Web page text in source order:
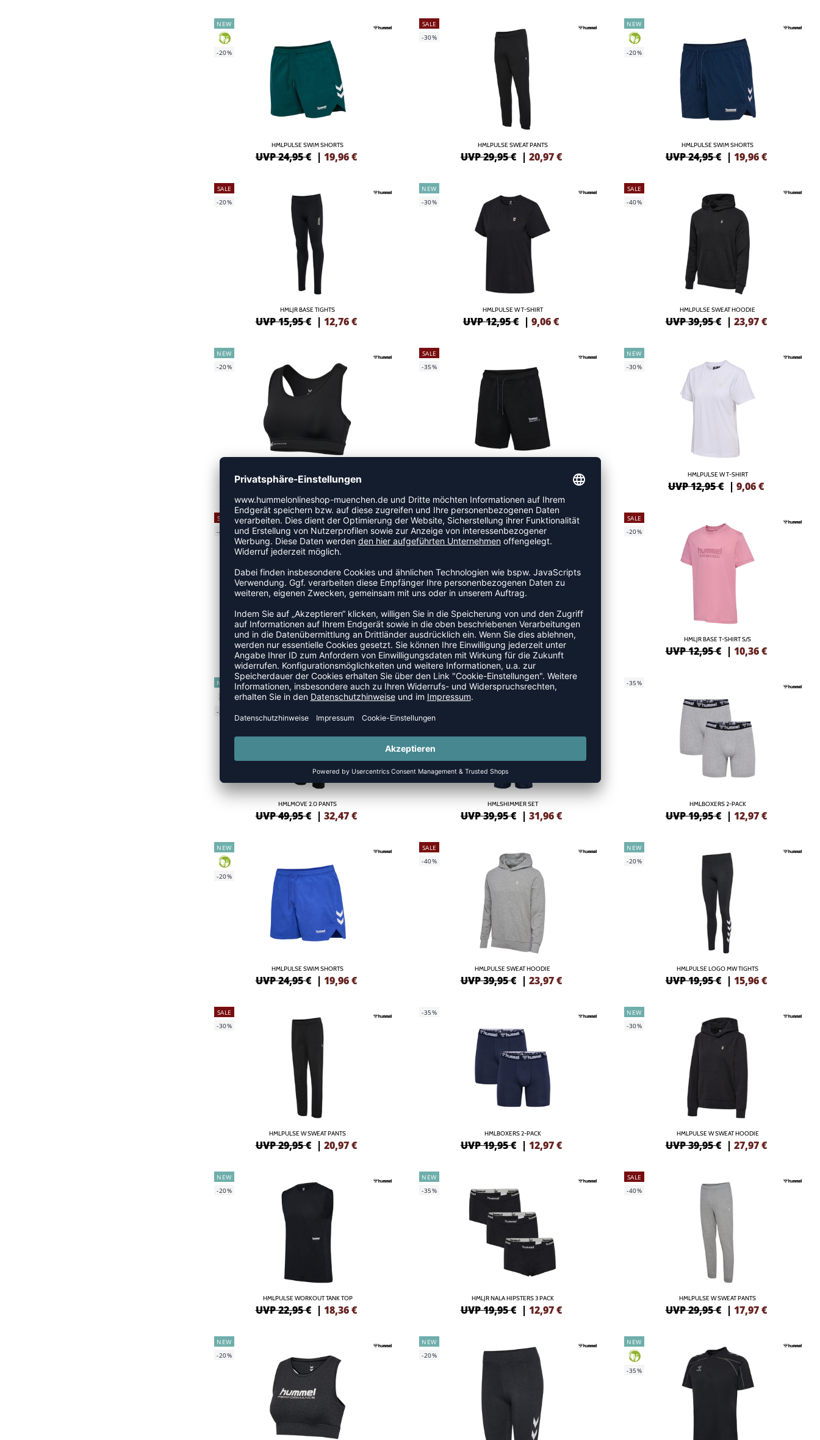
NEW
GREEN
-20%
HMLPULSE SWIM SHORTS
UVP 24,95 € | 19,96 €
SALE
-30%
HMLPULSE SWEAT PANTS
UVP 29,95 € | 20,97 €
NEW
GREEN
-20%
HMLPULSE SWIM SHORTS
UVP 24,95 € | 19,96 €
SALE
-20%
HMLJR BASE TIGHTS
UVP 15,95 € | 12,76 €
NEW
-30%
HMLPULSE W T-SHIRT
UVP 12,95 € | 9,06€
SALE
-40%
HMLPULSE SWEAT HOODIE
UVP 39,95 € | 23,97 €
NEW
-20%
HMLPULSE LIGHT SUPPORT BRA
UVP 22,95 € |18,36€
SALE
-35%
NEW
-30%
HMLPULSE W T-SHIRT
UVP 12,95 € | 9,06€
SALE
-40%
HMLPULSE SWEAT HOODIE
UVP 39,95 € |23,97€
NEW
-10%
HMLPULSE WORKOUT SHORTS
UVP 27,95 € |25,15€
SALE
-20%
HMLJR BASE T-SHIRT S/S
UVP 12,95 € | 10,36 €
NEW
GREEN
-35%
HMLMOVE 2.0 PANTS
UVP 49,95 € | 32,47 €
NEW
-20%
HMLSHIMMER SET
UVP 39,95 € | 31,96 €
-35%
HMLBOXERS 2-PACK
UVP 19,95 € | 12,97 €
NEW
GREEN
-20%
HMLPULSE SWIM SHORTS
UVP 24,95 € | 19,96 €
SALE
-40%
HMLPULSE SWEAT HOODIE
UVP 39,95 € | 23,97 €
NEW
-20%
HMLPULSE LOGO MW TIGHTS
UVP 19,95 € | 15,96 €
SALE
-30%
HMLPULSE W SWEAT PANTS
UVP 29,95 € | 20,97 €
-35%
HMLBOXERS 2-PACK
UVP 19,95 € | 12,97 €
NEW
-30%
HMLPULSE W SWEAT HOODIE
UVP 39,95 € | 27,97 €
NEW
-20%
HMLPULSE WORKOUT TANK TOP
UVP 22,95 € | 18,36 €
NEW
-35%
HMLJR NALA HIPSTERS 3 PACK
UVP 19,95 € | 12,97 €
SALE
-40%
HMLPULSE W SWEAT PANTS
UVP 29,95 € | 17,97 €
NEW
-20%
NEW
-20%
NEW
GREEN
-35%